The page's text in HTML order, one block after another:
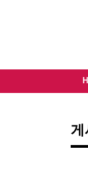
게